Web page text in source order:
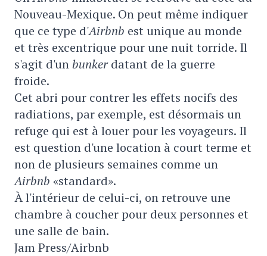
Nouveau-Mexique. On peut même indiquer
que ce type d'Airbnb est unique au monde
et très excentrique pour une nuit torride. Il
s'agit d'unbunkerdatant de la guerre
froide.
Cet abri pour contrer les effets nocifs des
radiations, par exemple, est désormais un
refuge qui est à louer pour les voyageurs. Il
est question d'une location à court terme et
non de plusieurs semaines comme un
Airbnb «standard».
À l'intérieur de celui-ci, on retrouve une
chambre à coucher pour deux personnes et
une salle de bain.
Jam Press/Airbnb